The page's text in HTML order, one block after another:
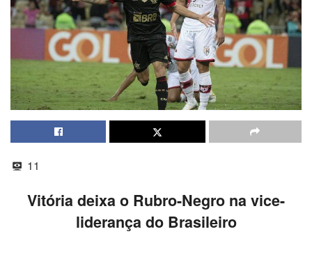
11
Vitória deixa o Rubro-Negro na vice-
liderança do Brasileiro